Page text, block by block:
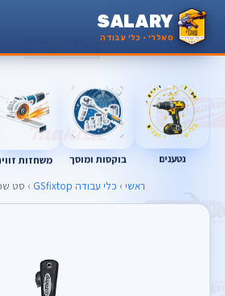
SALARY
סאלרי · כלי עבודה
נטענים בוקסות ומוסך משחזות
ראשי › כלי עבודה GSfixtop › סט